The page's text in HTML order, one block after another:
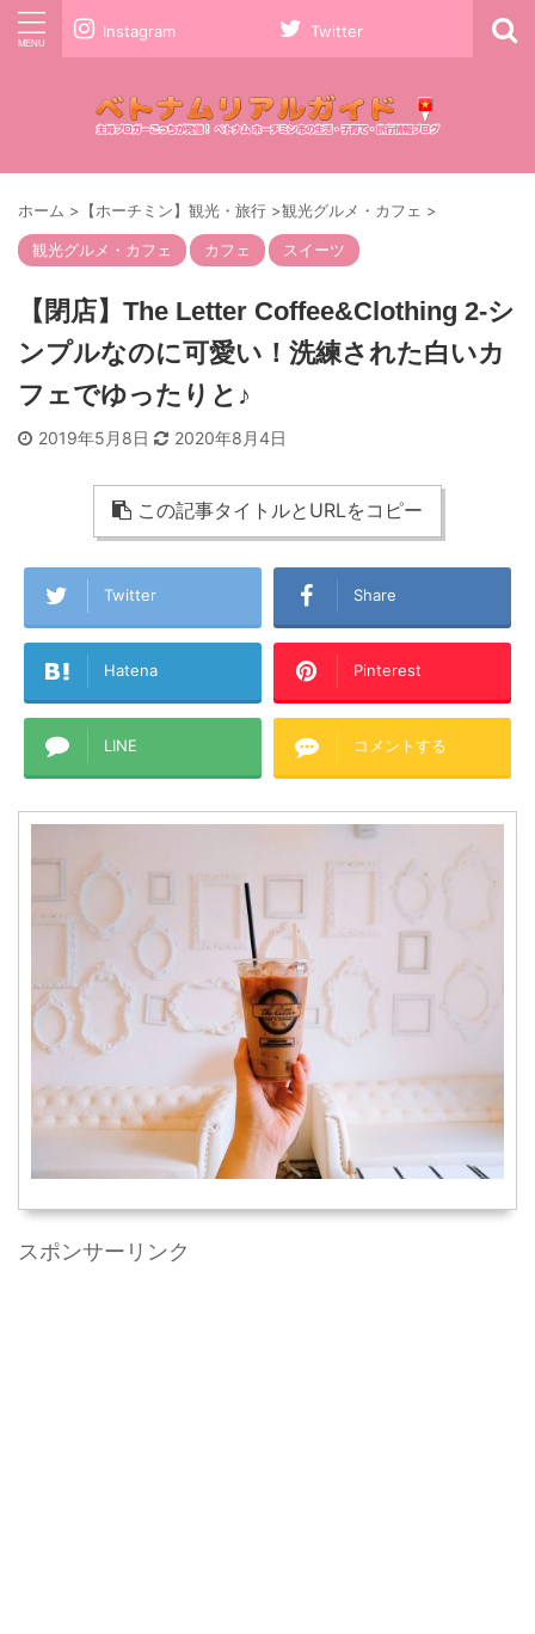
Instagram Twitter
ホーム > 【ホーチミン】観光・旅行 >観光グルメ・カフェ >
観光グルメ・カフェ カフェ スイーツ
【閉店】The Letter Coffee&Clothing 2-シ
ンプルなのに可愛い！洗練された白いカ
フェでゆったりと♪
2019年5月8日 2020年8月4日
この記事タイトルとURLをコピー
Twitter Share
Hatena Pinterest
LINE コメントする
スポンサーリンク